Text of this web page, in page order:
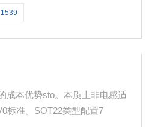
1539
成本优势sto。本质上非电感适
标准。SOT22类型配置7